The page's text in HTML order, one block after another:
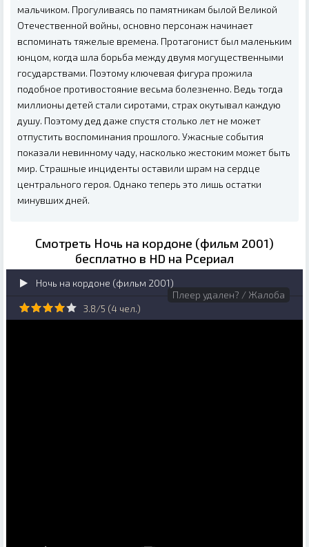
мальчиком. Прогуливаясь по памятникам былой Великой
Отечественной войны, основно персонаж начинает
вспоминать тяжелые времена. Протагонист был маленьким
юнцом, когда шла борьба между двумя могущественными
государствами. Поэтому ключевая фигура прожила
подобное противостояние весьма болезненно. Ведь тогда
миллионы детей стали сиротами, страх окутывал каждую
душу. Поэтому дед даже спустя столько лет не может
отпустить воспоминания прошлого. Ужасные события
показали невинному чаду, насколько жестоким может быть
мир. Страшные инциденты оставили шрам на сердце
центрального героя. Однако теперь это лишь остатки
минувших дней.
Смотреть Ночь на кордоне (фильм 2001)
бесплатно в HD на Рсериал
Ночь на кордоне (фильм 2001)
Плеер удален? / Жалоба
3.8/5 (4 чел.)